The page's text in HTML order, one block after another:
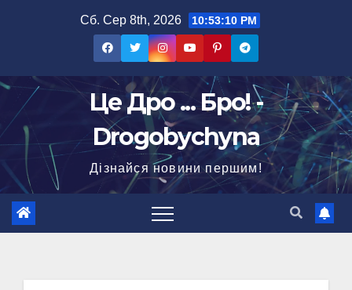
Сб. Сер 8th, 2026 10:53:11 PM
Це Дро ... Бро! -
Drogobychyna
Дізнайся новини першим!